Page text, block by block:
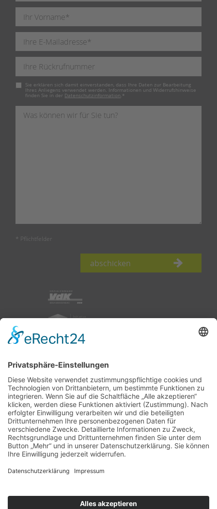
Pflichtfeld
Sie erklären sich damit einverstanden, dass Ihre Daten zur Bearbeitung
Ihres Anliegens verwendet werden. Informationen und Widerrufshinweise
finden Sie in der Datenschutzinformation *
* Pflichtfelder
abschicken
nach oben
Impressum|Datenschutz